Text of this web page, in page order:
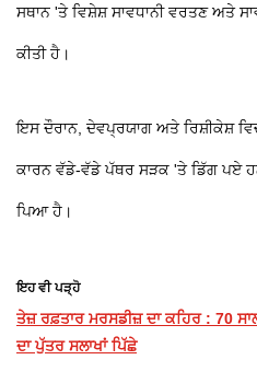
ਸਥਾਨ 'ਤੇ ਵਿਸ਼ੇਸ਼ ਸਾਵਧਾਨੀ ਵਰਤਣ ਅਤੇ
ਕੀਤੀ ਹੈ।
ਇਸ ਦੌਰਾਨ, ਦੇਵਪ੍ਰਯਾਗ ਅਤੇ ਰਿਸ਼ੀਕੇਸ਼
ਕਾਰਨ ਵੱਡੇ-ਵੱਡੇ ਪੱਥਰ ਸੜਕ 'ਤੇ ਡਿੱਗ ਪਏ
ਪਿਆ ਹੈ।
ਇਹ ਵੀ ਪੜ੍ਹੋ
ਤੇਜ਼ ਰਫ਼ਤਾਰ ਮਰਸਡੀਜ਼ ਦਾ ਕਹਿਰ : 70
ਦਾ ਪੁੱਤਰ ਸਲਾਖਾਂ ਪਿੱਛੇ